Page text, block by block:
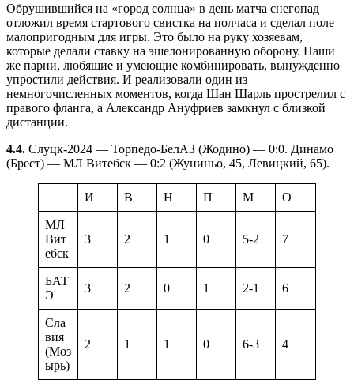
Обрушившийся на «город солнца» в день матча снегопад
отложил время стартового свистка на полчаса и сделал поле
малопригодным для игры. Это было на руку хозяевам,
которые делали ставку на эшелонированную оборону. Наши
же парни, любящие и умеющие комбинировать, вынужденно
упростили действия. И реализовали один из
немногочисленных моментов, когда Шан Шарль прострелил с
правого фланга, а Александр Ануфриев замкнул с близкой
дистанции.
4.4. Слуцк-2024 — Торпедо-БелАЗ (Жодино) — 0:0. Динамо
(Брест) — МЛ Витебск — 0:2 (Жуниньо, 45, Левицкий, 65).
И В Н П М О
МЛ
Вит
ебск
3 2 1 0 5-2 7
БАТ
Э
3 2 0 1 2-1 6
Сла
вия
(Моз
ырь)
2 1 1 0 6-3 4